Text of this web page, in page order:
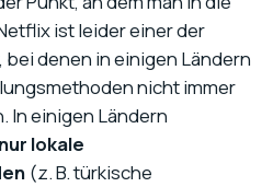
ist leider einer der
denen in einigen Ländern
nicht immer
In einigen Ländern
nur lokale
(z. B. türkische